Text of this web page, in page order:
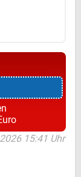
15:41 Uhr